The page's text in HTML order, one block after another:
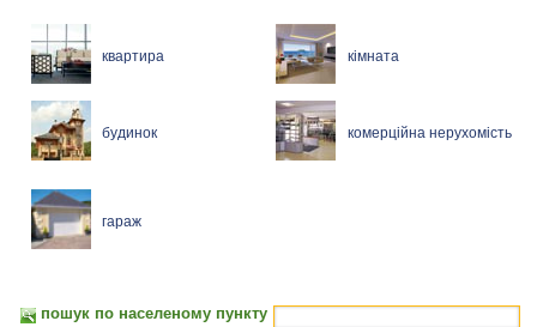
квартира кімната
будинок комерційна нерухомість
гараж
пошук по населеному пункту